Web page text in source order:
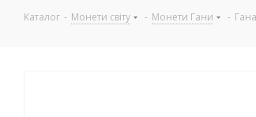
Каталог - Монети світу - Монети Гани -